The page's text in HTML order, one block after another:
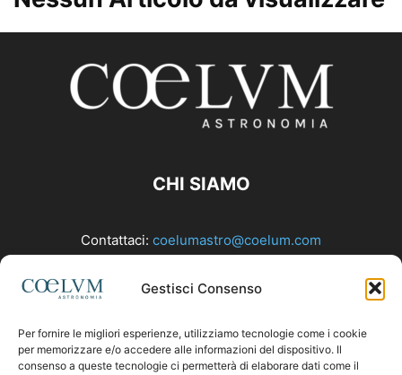
Gestisci Consenso
Per fornire le migliori esperienze, utilizziamo tecnologie come i cookie
per memorizzare e/o accedere alle informazioni del dispositivo. Il
consenso a queste tecnologie ci permetterà di elaborare dati come il
CHI SIAMO
Contattaci: coelumastro@coelum.com
SEGUICI